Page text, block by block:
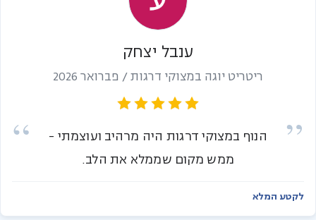
ענבל יצחק
ריטריט יוגה במצוקי דרגות / פברואר 2026
הנוף במצוקי דרגות היה מרהיב ועוצמתי -
ממש מקום שממלא את הלב.
לקטע המלא